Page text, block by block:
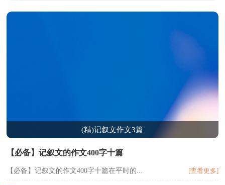
(精)记叙文作文3篇
【必备】记叙文的作文400字十篇
【必备】记叙文的作文400字十篇在平时的... [查看更多]